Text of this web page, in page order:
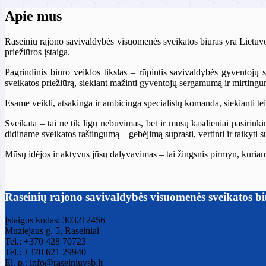
Apie mus
Raseinių rajono savivaldybės visuomenės sveikatos biuras yra
priežiūros įstaiga.
Pagrindinis biuro veiklos tikslas – rūpintis savivaldybės gyventojų
sveikatos priežiūrą, siekiant mažinti gyventojų sergamumą ir
Esame veikli, atsakinga ir ambicinga specialistų komanda, siekianti
Sveikata – tai ne tik ligų nebuvimas, bet ir mūsų kasdieniai
didiname sveikatos raštingumą – gebėjimą suprasti, vertinti ir taikyti
Mūsų idėjos ir aktyvus jūsų dalyvavimas – tai žingsnis pirmyn,
Raseinių rajono savivaldybės visuomenės sveikatos
Įstaigos kodas: 303212456
Muziejaus g. 5, Raseiniai
Tel.: +370 428 70723
Tel.: +370 621 29940
El. p.: info@raseiniuvsb.lt